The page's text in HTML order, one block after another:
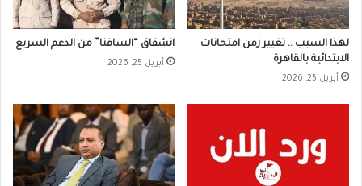
لهذا السبب .. تغيير زمن امتحانات
الابتدائية بالقاهرة
أبريل 25, 2026
انشقاق “السافنا” من الدعم السريع
أبريل 25, 2026